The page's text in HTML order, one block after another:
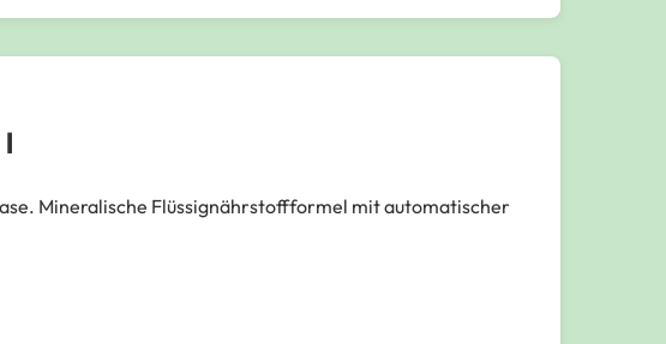
Mineralische Flüssignährstoffformel mit automatischer